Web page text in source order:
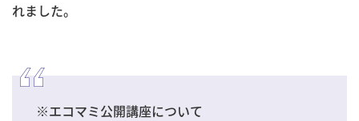
れました。
※エコマミ公開講座について